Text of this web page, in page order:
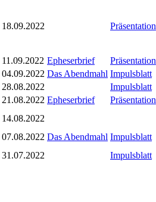
18.09.2022 Präsentation
11.09.2022 Epheserbrief
Präsentation
04.09.2022 Das Abendmahl Impulsblatt
28.08.2022
Impulsblatt
21.08.2022 Epheserbrief
Präsentation
14.08.2022
07.08.2022 Das Abendmahl Impulsblatt
31.07.2022 Impulsblatt